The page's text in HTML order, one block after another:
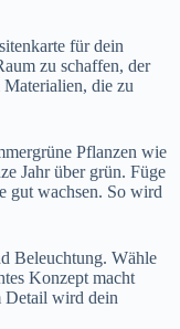
für dein
zu schaffen, der
Materialien, die zu
Pflanzen wie
Jahr über grün. Füge
gut wachsen. So wird
Beleuchtung. Wähle
Konzept macht
Detail wird dein